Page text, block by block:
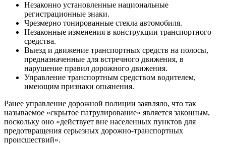
Незаконно установленные национальные
регистрационные знаки.
Чрезмерно тонированные стекла автомобиля.
Незаконные изменения в конструкции транспортного
средства.
Выезд и движение транспортных средств на полосы,
предназначенные для встречного движения, в
нарушение правил дорожного движения.
Управление транспортным средством водителем,
имеющим признаки опьянения.
Ранее управление дорожной полиции заявляло, что так
называемое «скрытое патрулирование» является законным,
поскольку оно «действует вне населенных пунктов для
предотвращения серьезных дорожно-транспортных
происшествий».